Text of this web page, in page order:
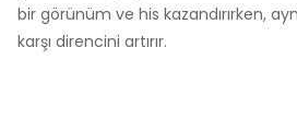
bir görünüm ve his kazandırırken,
karşı direncini artırır.